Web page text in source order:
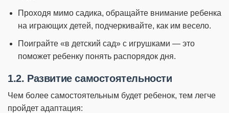
Проходя мимо садика, обращайте внимание ребенка
на играющих детей, подчеркивайте, как им весело.
Поиграйте «в детский сад» с игрушками — это
поможет ребенку понять распорядок дня.
1.2. Развитие самостоятельности
Чем более самостоятельным будет ребенок, тем легче
пройдет адаптация: